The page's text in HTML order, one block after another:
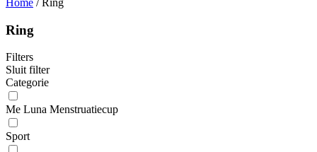
Ring
Filters
Sluit filter
Categorie
Me Luna Menstruatiecup
Sport